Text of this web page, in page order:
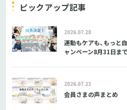
ピックアップ記事
2026.07.28
運動もケアも、もっと
ャンペーン8月31日まで
2026.07.23
会員さまの声まとめ